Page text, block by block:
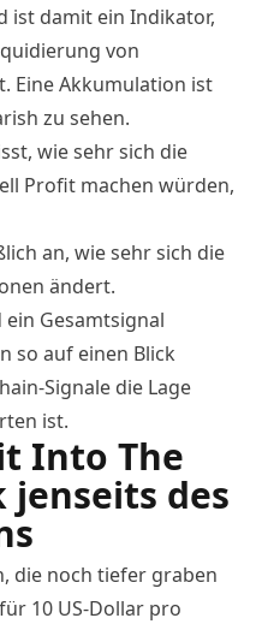
ist damit ein Indikator,
von
Eine Akkumulation ist
zu sehen.
wie sehr sich die
Profit machen würden,
an, wie sehr sich die
ändert.
Gesamtsignal
so auf einen Blick
Signale die Lage
ist.
Into The
jenseits des
die noch tiefer graben
für 10 US-Dollar pro